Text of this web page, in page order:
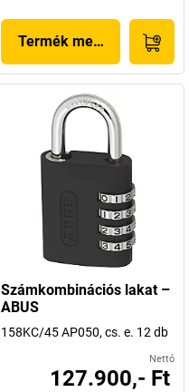
Termék megjelenítése
Számkombinációs lakat –
ABUS
158KC/45 AP050, cs. e. 12 db
Nettó
127.900,- Ft